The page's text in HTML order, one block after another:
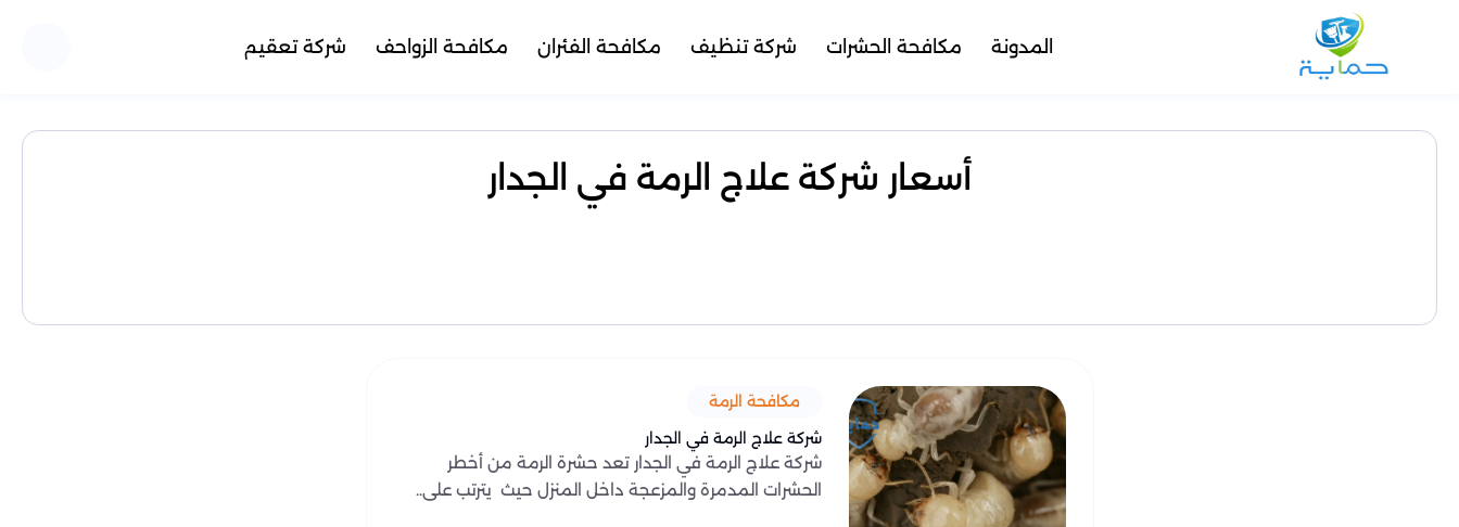
المدونة مكافحة الحشرات شركة تنظيف مكافحة الفئران مكافحة الزواحف شركة تعقيم
أسعار شركة علاج الرمة في الجدار
مكافحة الرمة
شركة علاج الرمة في الجدار
شركة علاج الرمة في الجدار تعد حشرة الرمة من أخطر
الحشرات المدمرة والمزعجة داخل المنزل حيث يترتب على..